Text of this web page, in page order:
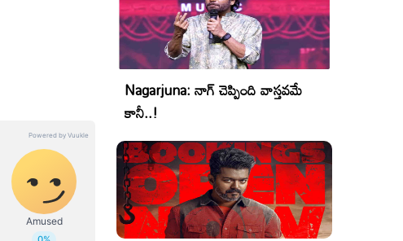
Nagarjuna: నాగ్ చెప్పింది వాస్తవమే
కానీ..!